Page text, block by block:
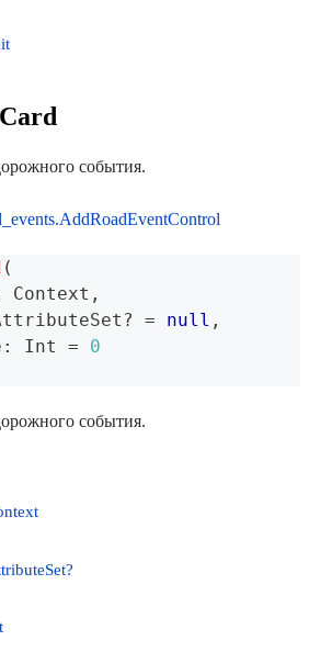
события.
(
Context ,
? = null ,
: Int =
0
события.